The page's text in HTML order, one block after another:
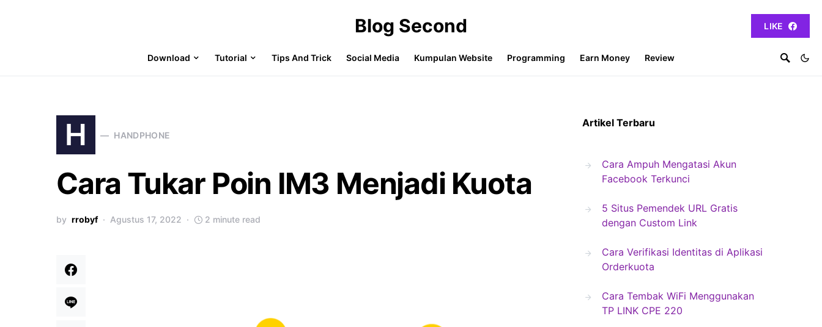
Blog Second LIKE
Download Tutorial Tips And Trick Social Media Kumpulan Website Programming Earn Money Review
H HANDPHONE
Cara Tukar Poin IM3 Menjadi Kuota
by rrobyf Agustus 17, 2022 2 minute read
Artikel Terbaru
Cara Ampuh Mengatasi Akun
Facebook Terkunci
5 Situs Pemendek URL Gratis
dengan Custom Link
Cara Verifikasi Identitas di Aplikasi
Orderkuota
Cara Tembak WiFi Menggunakan
TP LINK CPE 220